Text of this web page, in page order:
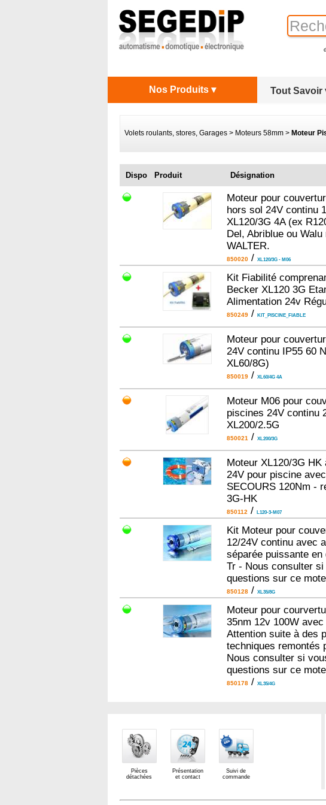
Tout Savoir
Nos Produits ▾
Volets roulants, stores, Garages> Moteurs 58mm> Moteur
Dispo Produit Désignation
Moteur pour
hors sol 24V continu
XL120/3G 4A (ex
Del, Abriblue ou
WALTER.
850020/ XL120/3G - M06
Kit Fiabilité
Becker XL120 3G
Alimentation 24v
850249/ KIT_PISCINE_FIABLE
Moteur pour
24V continu IP55 60
XL60/8G)
850019/ XL60/4G 4A
Moteur M06 pour
piscines 24V continu
XL200/2.5G
850021/ XL200/3G
Moteur XL120/3G
24V pour piscine
SECOURS 120Nm -
3G-HK
850112/ L120-3-M07
Kit Moteur pour
12/24V continu avec
séparée puissante
Tr - Nous consulter
questions sur ce
850128/ XL35/8G
Moteur pour
35nm 12v 100W
Attention suite à des
techniques remontés
Nous consulter si
questions sur ce
850178/ XL35/4G
Pièces
détachées
Présentation
et contact
Suivi de
commande